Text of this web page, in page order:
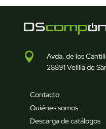

Avda. de los
28891 Velilla de
Contacto
Quiénes somos
Descarga de catálogos